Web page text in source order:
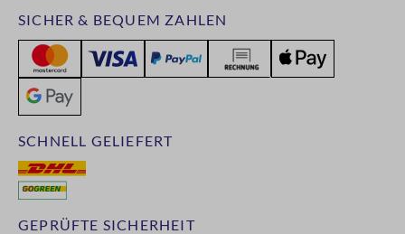
GEPRÜFTE SICHERHEIT
SCHNELL GELIEFERT
SICHER & BEQUEM ZAHLEN